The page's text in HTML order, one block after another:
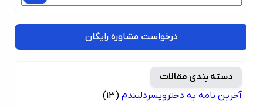
درخواست مشاوره رایگان
دسته بندی مقالات
آخرین نامه به دختروپسردلبندم (13)